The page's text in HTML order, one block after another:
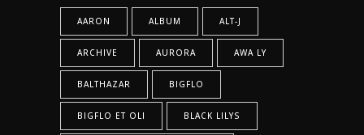
AARON ALBUM ALT-J
ARCHIVE AURORA AWA LY
BALTHAZAR BIGFLO
BIGFLO ET OLI BLACK LILYS